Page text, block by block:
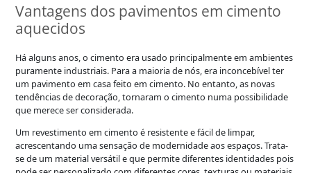
Vantagens dos pavimentos em cimento
aquecidos
Há alguns anos, o cimento era usado principalmente em ambientes
puramente industriais. Para a maioria de nós, era inconcebível ter
um pavimento em casa feito em cimento. No entanto, as novas
tendências de decoração, tornaram o cimento numa possibilidade
que merece ser considerada.
Um revestimento em cimento é resistente e fácil de limpar,
acrescentando uma sensação de modernidade aos espaços. Trata-
se de um material versátil e que permite diferentes identidades pois